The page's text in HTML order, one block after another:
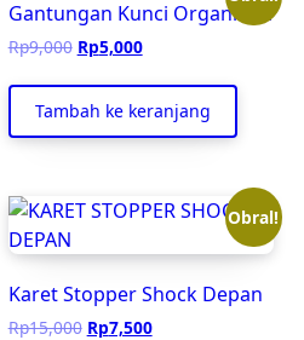
Gantungan Kunci Organisasi
Rp9,000 Harga
adalah:
Rp9,000.
Rp5,000Harga
ini
adalah:
Rp5,000.
Tambah ke keranjang
Obral!
Karet Stopper Shock Depan
Rp15,000 Harga
Rp7,500Harga